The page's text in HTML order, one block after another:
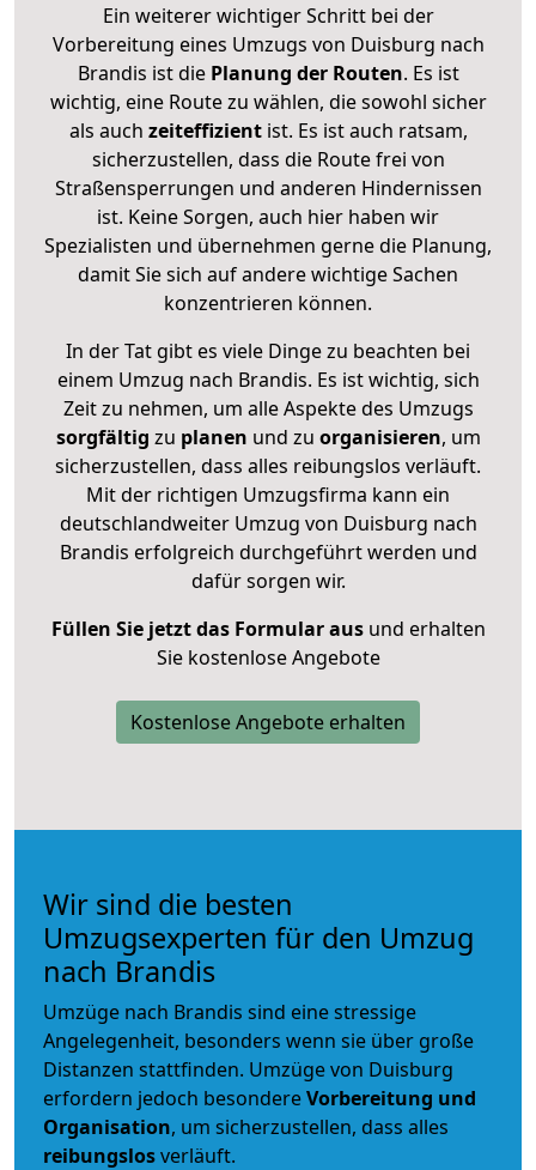
Ein weiterer wichtiger Schritt bei der
Vorbereitung eines Umzugs von Duisburg nach
Brandis ist diePlanung der Routen. Es ist
wichtig, eine Route zu wählen, die sowohl sicher
als auch zeiteffizientist. Es ist auch ratsam,
sicherzustellen, dass die Route frei von
Straßensperrungen und anderen Hindernissen
ist. Keine Sorgen, auch hier haben wir
Spezialisten und übernehmen gerne die Planung,
damit Sie sich auf andere wichtige Sachen
konzentrieren können.
In der Tat gibt es viele Dinge zu beachten bei
einem Umzug nach Brandis. Es ist wichtig, sich
Zeit zu nehmen, um alle Aspekte des Umzugs
sorgfältig zu planen und zu organisieren, um
sicherzustellen, dass alles reibungslos verläuft.
Mit der richtigen Umzugsfirma kann ein
deutschlandweiter Umzug von Duisburg nach
Brandis erfolgreich durchgeführt werden und
dafür sorgen wir.
Füllen Sie jetzt das Formular ausund erhalten
Sie kostenlose Angebote
Kostenlose Angebote erhalten
Wir sind die besten
Umzugsexperten für den Umzug
nach Brandis
Umzüge nach Brandis sind eine stressige
Angelegenheit, besonders wenn sie über große
Distanzen stattfinden. Umzüge von Duisburg
erfordern jedoch besondereVorbereitung und
Organisation, um sicherzustellen, dass alles
reibungslosverläuft.